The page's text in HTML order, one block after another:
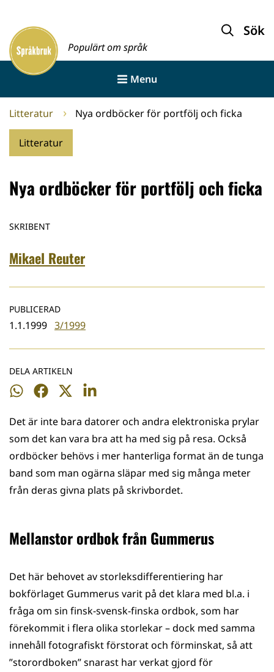
innehållet
Framsida
Populärt om språk
Sök
Menu
Litteratur Nya ordböcker för portfölj och ficka
Litteratur
Nya ordböcker för portfölj och ficka
SKRIBENT
Mikael Reuter
PUBLICERAD
1.1.1999 3/1999
DELA ARTIKELN
Dela
WhatsApp
Dela
Facebook
Dela
Twitter
Dela
LinkedIn
Det är inte bara datorer och andra elektroniska prylar
som det kan vara bra att ha med sig på resa. Också
ordböcker behövs i mer hanterliga format än de tunga
band som man ogärna släpar med sig många meter
från deras givna plats på skrivbordet.
Mellanstor ordbok från Gummerus
Det här behovet av storleksdifferentiering har
bokförlaget Gummerus varit på det klara med bl.a. i
fråga om sin finsk-svensk-finska ordbok, som har
förekommit i flera olika storlekar – dock med samma
innehåll fotografiskt förstorat och förminskat, så att
”storordboken” snarast har verkat gjord för